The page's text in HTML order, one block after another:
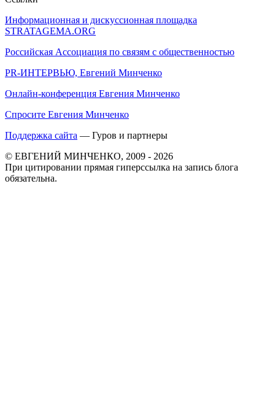
Информационная и дискуссионная площадка
STRATAGEMA.ORG
Российская Ассоциация по связям с общественностью
PR-ИНТЕРВЬЮ, Евгений Минченко
Онлайн-конференция Евгения Минченко
Спросите Евгения Минченко
Поддержка сайта — Гуров и партнеры
© ЕВГЕНИЙ МИНЧЕНКО, 2009 - 2026
При цитировании прямая гиперссылка на запись блога
обязательна.